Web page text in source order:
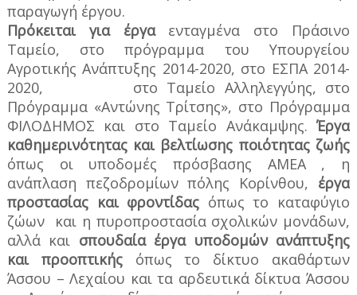
παραγωγή έργου.
Πρόκειται για έργαενταγμένα στο Πράσινο
Ταμείο, στο πρόγραμμα του Υπουργείου
Αγροτικής Ανάπτυξης 2014-2020, στο ΕΣΠΑ 2014-
2020,
στο Ταμείο Αλληλεγγύης, στο
Πρόγραμμα «Αντώνης Τρίτσης», στο Πρόγραμμα
ΦΙΛΟΔΗΜΟΣ και στο Ταμείο Ανάκαμψης.Έργα
καθημερινότητας και βελτίωσης ποιότητας ζωής
όπως οι υποδομές πρόσβασης ΑΜΕΑ , η
ανάπλαση πεζοδρομίων πόλης Κορίνθου, έργα
προστασίας και φροντίδας όπως το καταφύγιο
ζώων
και η πυροπροστασία σχολικών μονάδων,
αλλά και σπουδαία έργα υποδομών ανάπτυξης
και προοπτικής όπως το δίκτυο ακαθάρτων
Άσσου – Λεχαίου και τα αρδευτικά δίκτυα Άσσου